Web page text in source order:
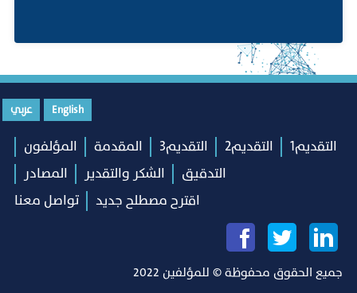
English عربي
التقديم1 التقديم2 التقديم3 المقدمة
المؤلفون
التدقيق
الشكر والتقدير
المصادر
اقترح مصطلح جديد
تواصل معنا
جميع الحقوق محفوظة © للمؤلفين 2022